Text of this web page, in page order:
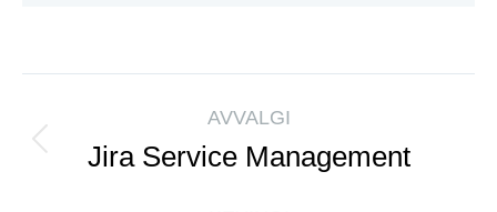
AVVALGI
Jira Service Management